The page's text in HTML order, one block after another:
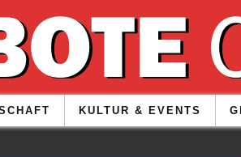
KULTUR & EVENTS